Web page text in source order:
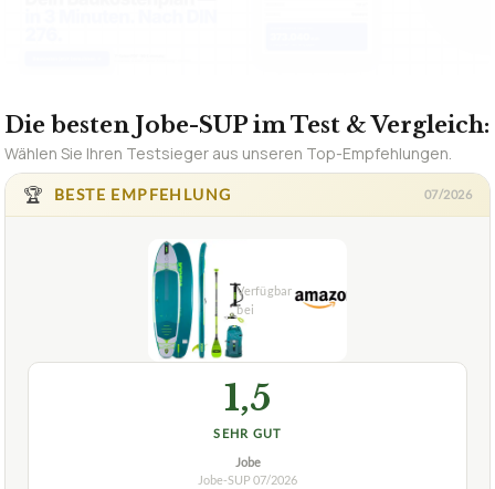
1,5
SEHR GUT
Jobe
Jobe-SUP
★★★